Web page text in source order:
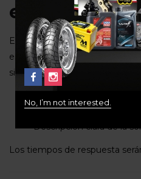
ejercer los
El titular podrá ejercer sus
escrita a través de los canales
sitio webRidershouse.co
Documento de identidad
Descripción clara de la
Los tiempos de respuesta
No, I’m not interested.